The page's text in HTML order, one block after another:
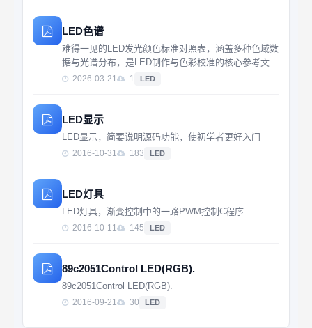
LED色谱
难得一见的LED发光颜色标准对照表，涵盖多种色域数
据与光谱分布，是LED制作与色彩校准的核心参考文
件。2026-03-21 1 LED
LED显示
LED显示，简要说明源码功能，使初学者更好入门
2016-10-31 183 LED
LED灯具
LED灯具，渐变控制中的一路PWM控制C程序
2016-10-11 145 LED
89c2051Control LED(RGB).
89c2051Control LED(RGB).
2016-09-21 30 LED